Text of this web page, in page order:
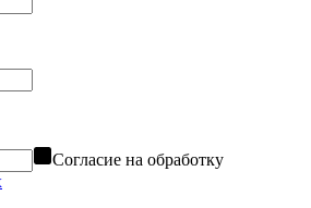
Согласие на обработку